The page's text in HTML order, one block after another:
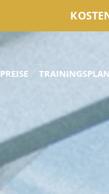
PREISE TRAININGSPLAN